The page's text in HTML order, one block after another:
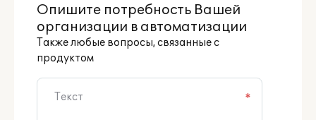
Опишите потребность Вашей
организации в автоматизации
Также любые вопросы, связанные с
продуктом
*